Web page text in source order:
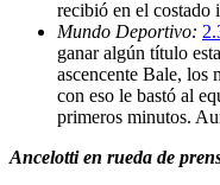
recibió en el costado
Mundo Deportivo:
ganar algún título
ascencente Bale, los
con eso le bastó al
primeros minutos.
Ancelotti en rueda de